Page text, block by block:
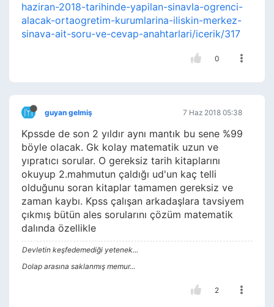
haziran-2018-tarihinde-yapilan-sinavla-ogrenci-
alacak-ortaogretim-kurumlarina-iliskin-merkez-
sinava-ait-soru-ve-cevap-anahtarlari/icerik/317
0
guyan gelmiş 7 Haz 2018 05:38
Kpssde de son 2 yıldır aynı mantık bu sene %99
böyle olacak. Gk kolay matematik uzun ve
yıpratıcı sorular. O gereksiz tarih kitaplarını
okuyup 2.mahmutun çaldığı ud'un kaç telli
olduğunu soran kitaplar tamamen gereksiz ve
zaman kaybı. Kpss çalışan arkadaşlara tavsiyem
çıkmış bütün ales sorularını çözüm matematik
dalında özellikle
Devletin keşfedemediği yetenek...
Dolap arasına saklanmış memur...
2